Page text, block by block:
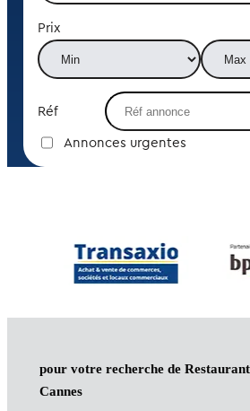
Prix
Réf
Annonces urgentes
pour votre recherche de
Cannes